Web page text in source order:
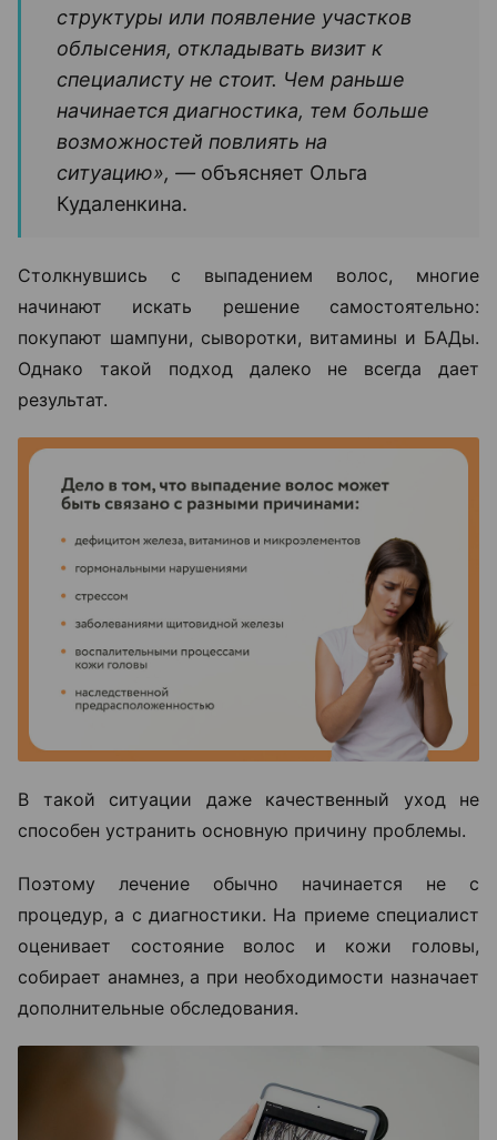
структуры или появление участков
облысения, откладывать визит к
специалисту не стоит. Чем раньше
начинается диагностика, тем больше
возможностей повлиять на
ситуацию», — объясняет Ольга
Кудаленкина.
Столкнувшись с выпадением волос, многие
начинают искать решение самостоятельно:
покупают шампуни, сыворотки, витамины и БАДы.
Однако такой подход далеко не всегда дает
результат.
В такой ситуации даже качественный уход не
способен устранить основную причину проблемы.
Поэтому лечение обычно начинается не с
процедур, а с диагностики. На приеме специалист
оценивает состояние волос и кожи головы,
собирает анамнез, а при необходимости назначает
дополнительные обследования.